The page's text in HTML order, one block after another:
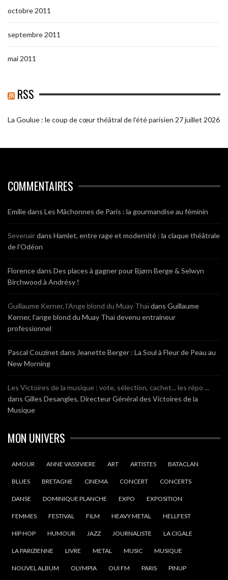
octobre 2011
septembre 2011
mai 2011
RSS
La Goulue : le coup de cœur théâtral de l’été parisien 27 juillet 2026
COMMENTAIRES
Emiliedans Les Mâchonnes de Paris : la gourmandise au féminin
Sevenairdans Hamlet, entre rage et modernité : la claque théâtrale
de l’Odéon
Florencedans Des places à gagner pour Bjørn Berge & Selwyn
Birchwood à Andrésy !
Guillaume Kerner, l’Ange blond du Muay Thaïdans Guillaume
Kerner, l’ange blond du Muay Thaï devenu entraineur
professionnel
Pascal Couzinet dans Jeanette Berger : La Soul à Fleur de Peau au
New Morning
Les Victoires de la musique : vote, sélection, cachet... les répo ...
dans Gilles Desangles, Directeur Général des Victoires de la
Musique
MON UNIVERS
AMOUR ANNE VASSIVIERE ART ARTISTES BATACLAN
BLUES BRETAGNE CINEMA CONCERT CONCERTS
DANSE DOMINIQUE PLANCHE EXPO EXPOSITION
FEMMES FESTIVAL FILM HEAVY METAL HELLFEST
HIP HOP HUMOUR JAZZ JOURNALISTE LA CIGALE
LA PARIZIENNE LIVRE METAL MUSIC MUSIQUE
NOUVEL ALBUM OLYMPIA OUI FM PARIS PINUP